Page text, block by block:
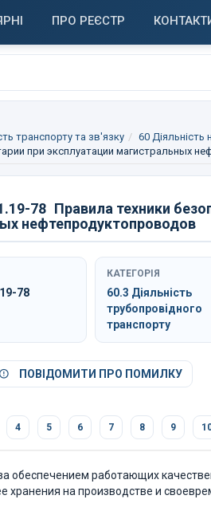
ПРО РЕЄСТР
транспорту та зв'язку 60 Діяльність
при эксплуатации магистральных
78 Правила техники
нефтепродуктопроводов
78
КАТЕГОРІЯ
60.3 Діяльність
трубопровідного
транспорту
ПОВІДОМИТИ ПРО ПОМИЛКУ
4 5 6 7 8 9
обеспечением работающих
хранения на производстве и